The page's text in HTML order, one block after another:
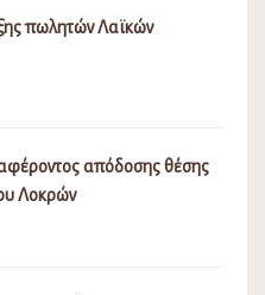
πωλητών Λαϊκών
απόδοσης θέσης
Λοκρών